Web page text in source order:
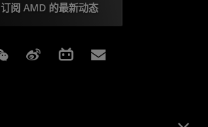
订阅 AMD 的最新动态
Weixin Weibo Bilibili